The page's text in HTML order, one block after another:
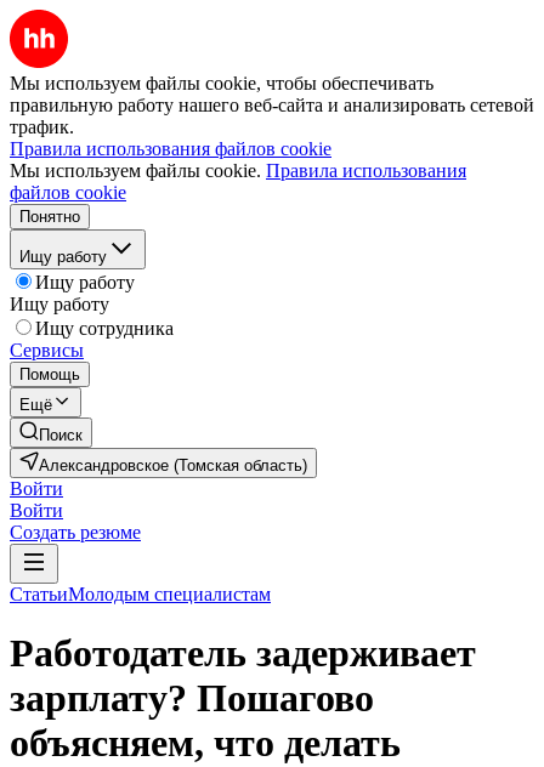
Мы используем файлы cookie, чтобы обеспечивать
правильную работу нашего веб-сайта и анализировать сетевой
трафик.
Правила использования файлов cookie
Мы используем файлы cookie. Правила использования
файлов cookie
Понятно
Ищу работу
Ищу работу
Ищу работу
Ищу сотрудника
Сервисы
Помощь
Ещё
Поиск
Александровское (Томская область)
Войти
Войти
Создать резюме
СтатьиМолодым специалистам
Работодатель задерживает
зарплату? Пошагово
объясняем, что делать